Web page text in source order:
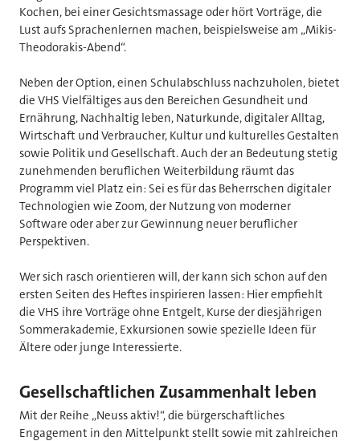
Kochen, bei einer Gesichtsmassage oder hört Vorträge, die
Lust aufs Sprachenlernen machen, beispielsweise am „Mikis-
Theodorakis-Abend“.
Neben der Option, einen Schulabschluss nachzuholen, bietet
die VHS Vielfältiges aus den Bereichen Gesundheit und
Ernährung, Nachhaltig leben, Naturkunde, digitaler Alltag,
Wirtschaft und Verbraucher, Kultur und kulturelles Gestalten
sowie Politik und Gesellschaft. Auch der an Bedeutung stetig
zunehmenden beruflichen Weiterbildung räumt das
Programm viel Platz ein: Sei es für das Beherrschen digitaler
Technologien wie Zoom, der Nutzung von moderner
Software oder aber zur Gewinnung neuer beruflicher
Perspektiven.
Wer sich rasch orientieren will, der kann sich schon auf den
ersten Seiten des Heftes inspirieren lassen: Hier empfiehlt
die VHS ihre Vorträge ohne Entgelt, Kurse der diesjährigen
Sommerakademie, Exkursionen sowie spezielle Ideen für
Ältere oder junge Interessierte.
Gesellschaftlichen Zusammenhalt leben
Mit der Reihe „Neuss aktiv!“, die bürgerschaftliches
Engagement in den Mittelpunkt stellt sowie mit zahlreichen